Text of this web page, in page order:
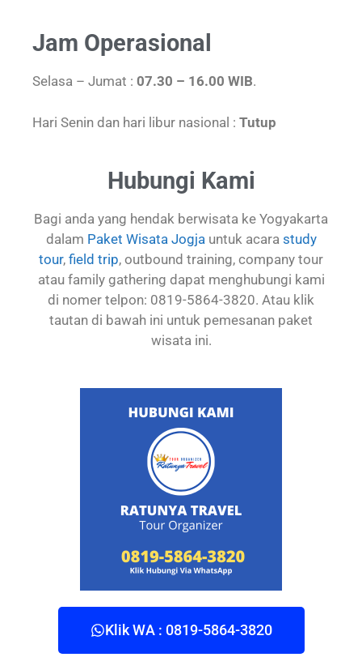
Jam Operasional
Selasa – Jumat : 07.30 – 16.00 WIB.
Hari Senin dan hari libur nasional : Tutup
Hubungi Kami
Bagi anda yang hendak berwisata ke Yogyakarta
dalam Paket Wisata Jogjauntuk acara study
tour, field trip, outbound training, company tour
atau family gathering dapat menghubungi kami
di nomer telpon: 0819-5864-3820. Atau klik
tautan di bawah ini untuk pemesanan paket
wisata ini.
Klik WA : 0819-5864-3820